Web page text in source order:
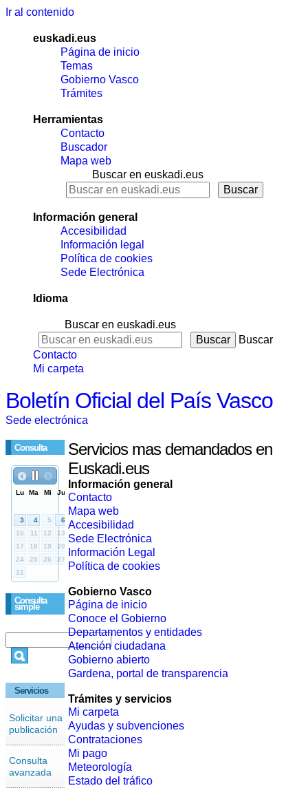
Ir al contenido
euskadi.eus
Página de inicio
Temas
Gobierno Vasco
Trámites
Herramientas
Contacto
Buscador
Mapa web
Buscar en euskadi.eus
Información general
Accesibilidad
Información legal
Política de cookies
Sede Electrónica
Idioma
Buscar en euskadi.eus
Buscar
Contacto
Mi carpeta
Boletín Oficial del País Vasco
Sede electrónica
Consulta
Consulta
simple
Servicios
Solicitar una
publicación
Consulta
avanzada
Servicios mas demandados en
Euskadi.eus
Información general
Contacto
Mapa web
Accesibilidad
Sede Electrónica
Información Legal
Política de cookies
Gobierno Vasco
Página de inicio
Conoce el Gobierno
Departamentos y entidades
Atención ciudadana
Gobierno abierto
Gardena, portal de transparencia
Trámites y servicios
Mi carpeta
Ayudas y subvenciones
Contrataciones
Mi pago
Meteorología
Estado del tráfico